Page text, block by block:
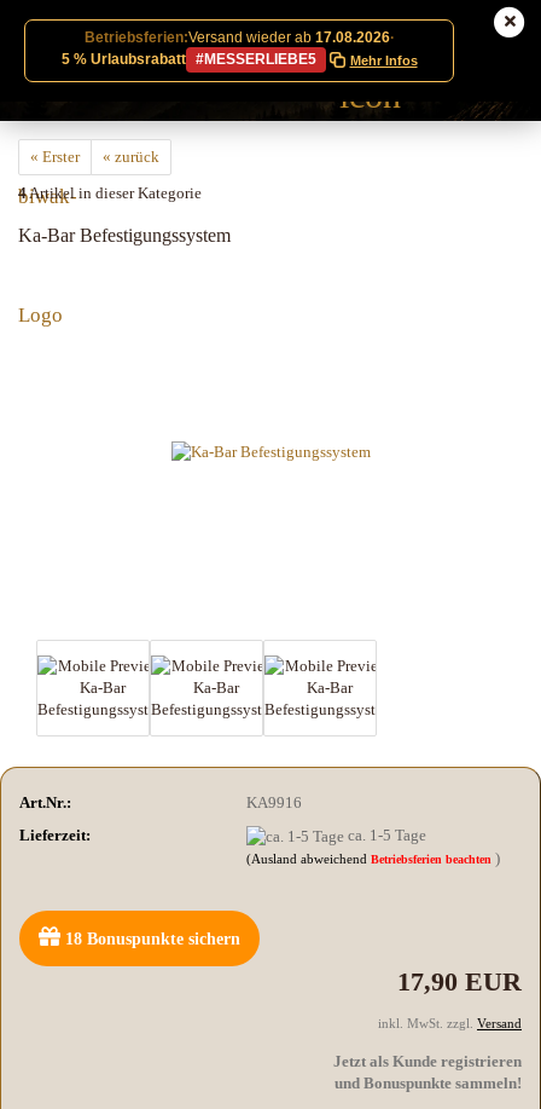
Betriebsferien:Versand wieder ab 17.08.2026·
5 % Urlaubsrabatt
#MESSERLIEBE5 Mehr Infos
« Erster
« zurück
4Artikel in dieser Kategorie
Ka-Bar Befestigungssystem
Art.Nr.:
KA9916
Lieferzeit:
ca. 1-5 Tage
(Ausland abweichendBetriebsferien beachten )
18 Bonuspunkte sichern
17,90 EUR
inkl. MwSt. zzgl. Versand
Jetzt als Kunde registrieren
und Bonuspunkte sammeln!